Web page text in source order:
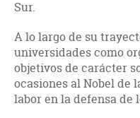
Sur.
A lo largo de su
universidades como
objetivos de carácter
ocasiones al Nobel de
labor en la defensa de